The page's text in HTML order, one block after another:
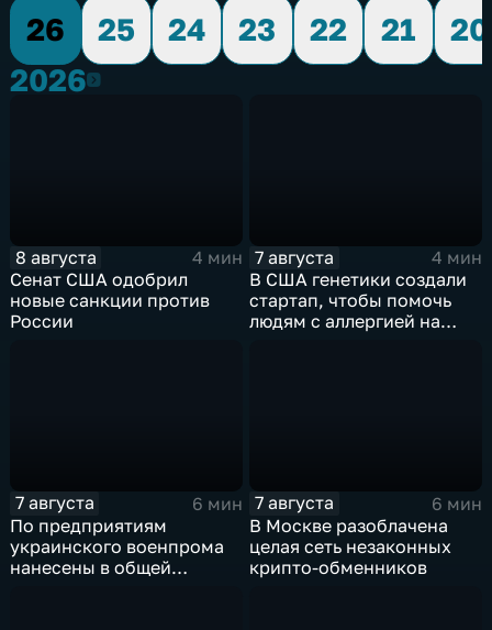
26
25 24 23 22 21
20
20262026
8 августа
4 мин
Сенат США одобрил
новые санкции против
России
7 августа
4 мин
В США генетики создали
стартап, чтобы помочь
людям с аллергией на
7 августа
6 мин
По предприятиям
украинского военпрома
нанесены в общей
7 августа
6 мин
В Москве разоблачена
целая сеть незаконных
крипто-обменников